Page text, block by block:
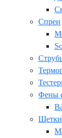
Спреи
Фены
Щетки